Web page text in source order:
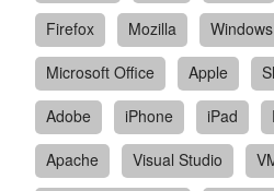
Firefox
Mozilla Windows
Microsoft Office
Apple
Adobe
iPhone iPad
Apache
Visual Studio